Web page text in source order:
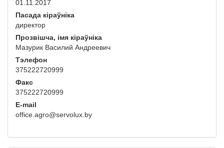
01.11.2017
Пасада кіраўніка
директор
Прозвішча, імя кіраўніка
Мазурик Василий Андреевич
Тэлефон
375222720999
Факс
375222720999
E-mail
office.agro@servolux.by